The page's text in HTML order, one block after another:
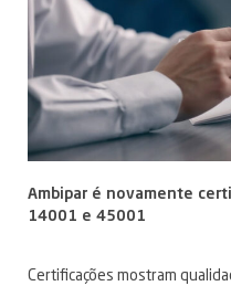
Ambipar é novamente
14001 e 45001
Certificações mostram